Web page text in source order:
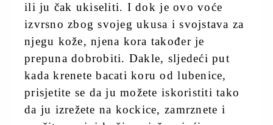
ili ju čak ukiseliti. I dok je ovo voće
izvrsno zbog svojeg ukusa i svojstava za
njegu kože, njena kora također je
prepuna dobrobiti. Dakle, sljedeći put
kada krenete bacati koru od lubenice,
prisjetite se da ju možete iskoristiti tako
da ju izrežete na kockice, zamrznete i